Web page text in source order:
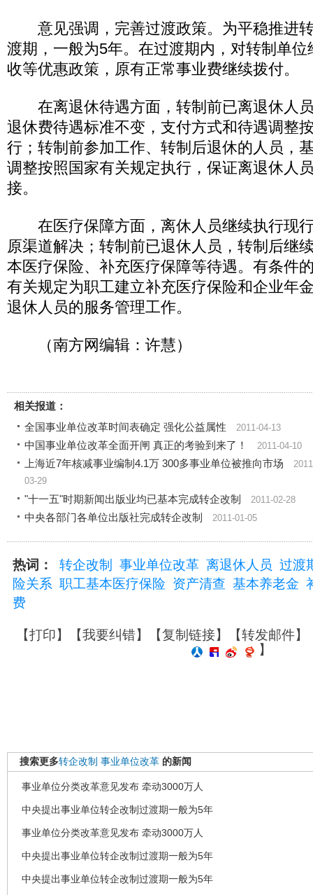
意见强调，完善过渡政策。为平稳推进
渡期，一般为5年。在过渡期内，对转制单
收等优惠政策，原有正常事业费继续拨付。
在离退休待遇方面，转制前已离退休人
退休费待遇标准不变，支付方式和待遇调整
行；转制前参加工作、转制后退休的人员，
调整按照国家有关规定执行，保证离退休人
接。
在医疗保障方面，离休人员继续执行现
原渠道解决；转制前已退休人员，转制后继
本医疗保险、补充医疗保障等待遇。有条件
有关规定为职工建立补充医疗保险和企业年
退休人员的服务管理工作。
（南方网编辑：许慧）
相关报道：
全国事业单位改革时间表确定 强化公益属性
2011-04-13
中国事业单位改革全面开闸 真正的考验到来了！ 2011-04-10
上海近7年核减事业编制4.1万 300多事业单位被推向市场
03-29
"十一五"时期新闻出版业均已基本完成转企改制
2011-02-28
中央各部门各单位出版社完成转企改制 2011-01-05
热词： 转企改制 事业单位改革 离退休人员 过渡
险关系 职工基本医疗保险 资产清查 基本养老金
费
【打印】【我要纠错】【复制链接】【转发邮件】
】
搜索更多转企改制 事业单位改革 的新闻
事业单位分类改革意见发布 牵动3000万人
中央提出事业单位转企改制过渡期一般为5年
事业单位分类改革意见发布 牵动3000万人
中央提出事业单位转企改制过渡期一般为5年
中央提出事业单位转企改制过渡期一般为5年